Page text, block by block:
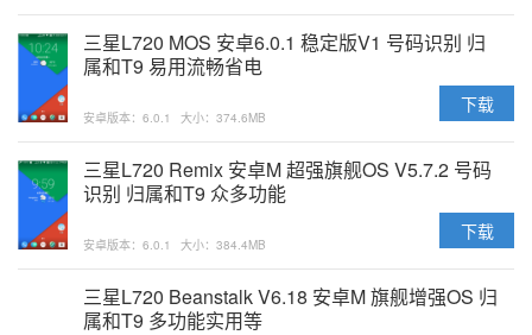
三星L720 MOS 安卓6.0.1 稳定版V1 号码识别 归
属和T9 易用流畅省电
安卓版本：6.0.1 大小：374.6MB
下载
三星L720 Remix 安卓M 超强旗舰OS V5.7.2 号码
识别 归属和T9 众多功能
安卓版本：6.0.1 大小：384.4MB
下载
三星L720 Beanstalk V6.18 安卓M 旗舰增强OS 归
属和T9 多功能实用等